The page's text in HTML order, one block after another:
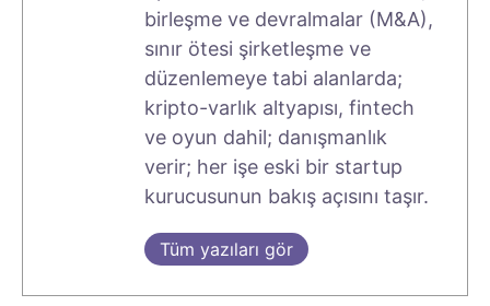
birleşme ve devralmalar (M&A),
sınır ötesi şirketleşme ve
düzenlemeye tabi alanlarda;
kripto-varlık altyapısı, fintech
ve oyun dahil; danışmanlık
verir; her işe eski bir startup
kurucusunun bakış açısını taşır.
Tüm yazıları gör